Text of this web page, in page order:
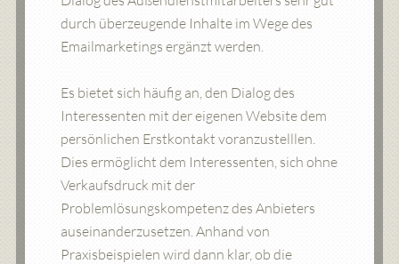
durch überzeugende Inhalte im Wege des
Emailmarketings ergänzt werden.
Es bietet sich häufig an, den Dialog des
Interessenten mit der eigenen Website dem
persönlichen Erstkontakt voranzustelllen.
Dies ermöglicht dem Interessenten, sich ohne
Verkaufsdruck mit der
Problemlösungskompetenz des Anbieters
auseinanderzusetzen. Anhand von
Praxisbeispielen wird dann klar, ob die